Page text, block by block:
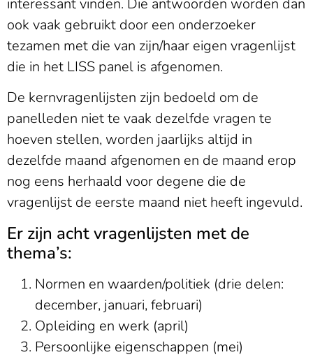
ook vaak gebruikt door een onderzoeker
tezamen met die van zijn/haar eigen vragenlijst
die in het LISS panel is afgenomen.
De kernvragenlijsten zijn bedoeld om de
panelleden niet te vaak dezelfde vragen te
hoeven stellen, worden jaarlijks altijd in
dezelfde maand afgenomen en de maand erop
nog eens herhaald voor degene die de
vragenlijst de eerste maand niet heeft ingevuld.
Er zijn acht vragenlijsten met de
thema’s:
Normen en waarden/politiek (drie delen:
december, januari, februari)
Opleiding en werk (april)
Persoonlijke eigenschappen (mei)